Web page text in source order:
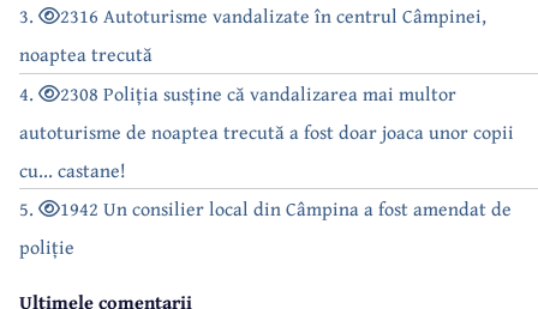
3.
2316 Autoturisme vandalizate în centrul Câmpinei,
noaptea trecută
4.
2308 Poliția susține că vandalizarea mai multor
autoturisme de noaptea trecută a fost doar joaca unor copii
cu... castane!
5.
1942 Un consilier local din Câmpina a fost amendat de
poliție
Ultimele comentarii